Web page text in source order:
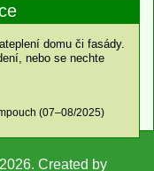
domu či fasády.
nebo se nechte
(07–08/2025)
Created by